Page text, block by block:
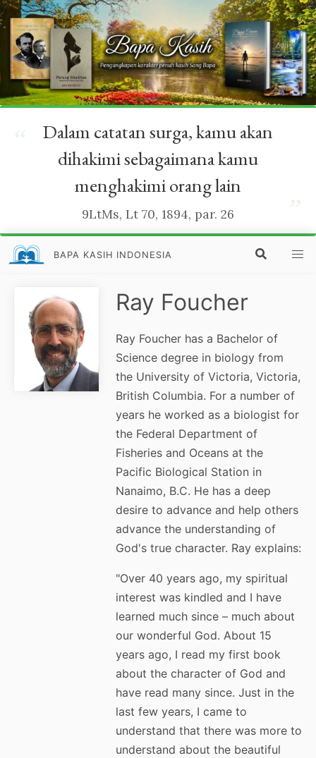
Dalam catatan surga, kamu akan
dihakimi sebagaimana kamu
menghakimi orang lain
9LtMs, Lt 70, 1894, par. 26
BAPA KASIH INDONESIA
Ray Foucher
Ray Foucher has a Bachelor of
Science degree in biology from
the University of Victoria, Victoria,
British Columbia. For a number of
years he worked as a biologist for
the Federal Department of
Fisheries and Oceans at the
Pacific Biological Station in
Nanaimo, B.C. He has a deep
desire to advance and help others
advance the understanding of
God's true character. Ray explains:
"Over 40 years ago, my spiritual
interest was kindled and I have
learned much since – much about
our wonderful God. About 15
years ago, I read my first book
about the character of God and
have read many since. Just in the
last few years, I came to
understand that there was more to
understand about the beautiful